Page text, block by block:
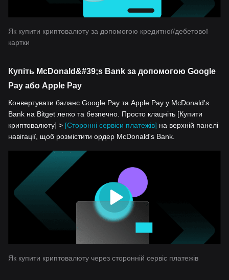
Як купити криптовалюту за допомогою кредитної/дебетової
картки
Купіть McDonald&#39;s Bank за допомогою Google
Pay або Apple Pay
Конвертувати баланс Google Pay та Apple Pay у McDonald's
Bank на Bitget легко та безпечно. Просто клацніть [Купити
криптовалюту] > [Сторонні сервіси платежів] на верхній панелі
навігації, щоб розмістити ордер McDonald's Bank.
Як купити криптовалюту через сторонній сервіс платежів